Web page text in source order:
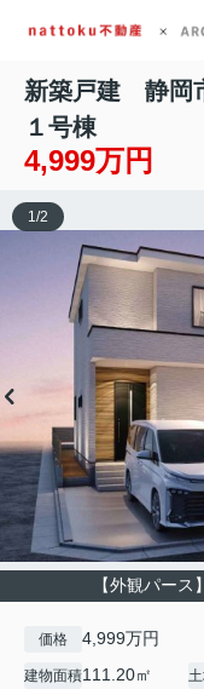
新築戸建 静岡
１号棟
4,999万円
【外観パー
1/2
価格 4,999万円
建物面積111.20㎡